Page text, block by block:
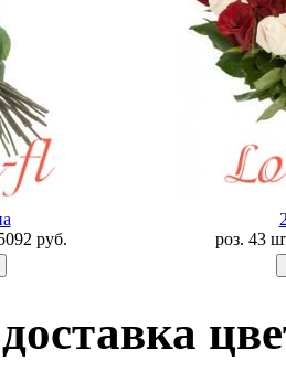
руб.
роз. 43